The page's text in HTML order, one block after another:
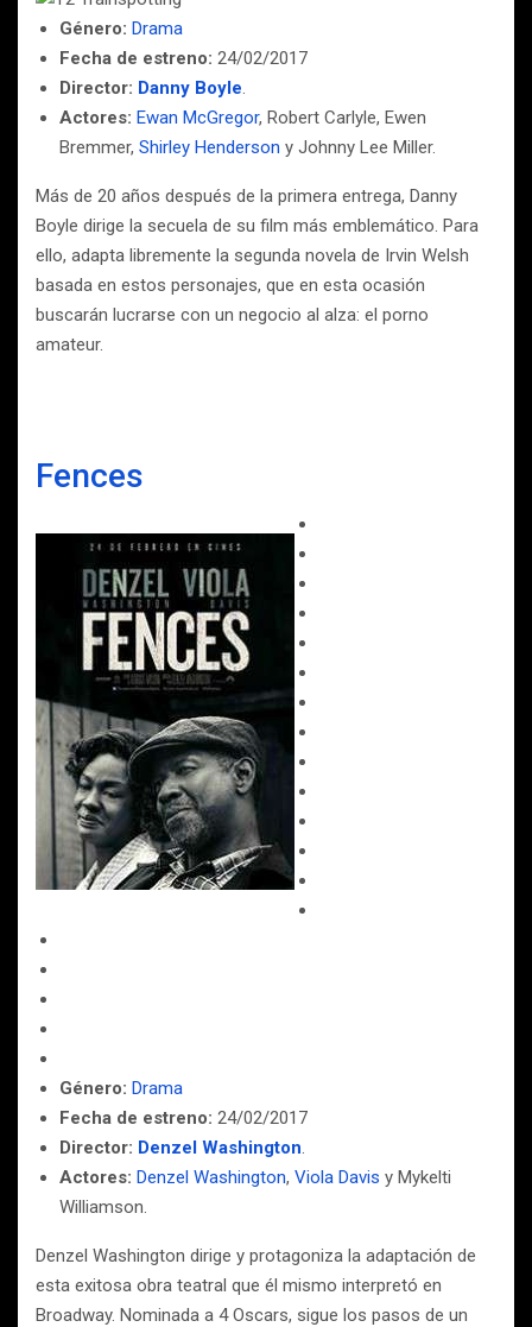
Género: Drama
Fecha de estreno: 24/02/2017
Director: Danny Boyle.
Actores: Ewan McGregor, Robert Carlyle, Ewen
Bremmer, Shirley Henderson y Johnny Lee Miller.
Más de 20 años después de la primera entrega, Danny
Boyle dirige la secuela de su film más emblemático. Para
ello, adapta libremente la segunda novela de Irvin Welsh
basada en estos personajes, que en esta ocasión
buscarán lucrarse con un negocio al alza: el porno
amateur.
Fences
Género: Drama
Fecha de estreno: 24/02/2017
Director: Denzel Washington.
Actores: Denzel Washington, Viola Davis y Mykelti
Williamson.
Denzel Washington dirige y protagoniza la adaptación de
esta exitosa obra teatral que él mismo interpretó en
Broadway. Nominada a 4 Oscars, sigue los pasos de un